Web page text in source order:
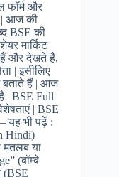
फॉर्म और
| आज की
BSE की
मार्किट
हैं और देखते हैं,
| इसीलिए
बताते हैं | आज
| BSE Full
| BSE
यह भी पढ़ें :
Hindi)
मतलब या
(बॉम्बे
(BSE